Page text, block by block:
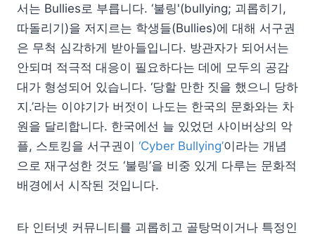
서는 Bullies로 부릅니다. ‘불링'(bullying; 괴롭히기,
따돌리기)을 저지르는 학생들(Bullies)에 대해 서구권
은 무척 심각하게 받아들입니다. 방관자가 되어서는
안되며 적극적 대응이 필요하다는 데에 모두의 공감
대가 형성되어 있습니다. ‘당할 만한 짓을 했으니 당하
지.’라는 이야기가 버젓이 나도는 한국의 문화와는 차
원을 달리합니다. 한국에선 늘 있었던 사이버상의 악
플, 스토킹을 서구권이 ‘Cyber Bullying’이라는 개념
으로 재구성한 것도 ‘불링’을 비중 있게 다루는 문화적
배경에서 시작된 것입니다.
타 인터넷 커뮤니티를 괴롭히고 골탕먹이거나 특정인